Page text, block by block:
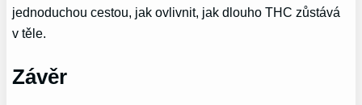
jednoduchou cestou, jak ovlivnit, jak dlouho THC zůstává
v těle.
Závěr